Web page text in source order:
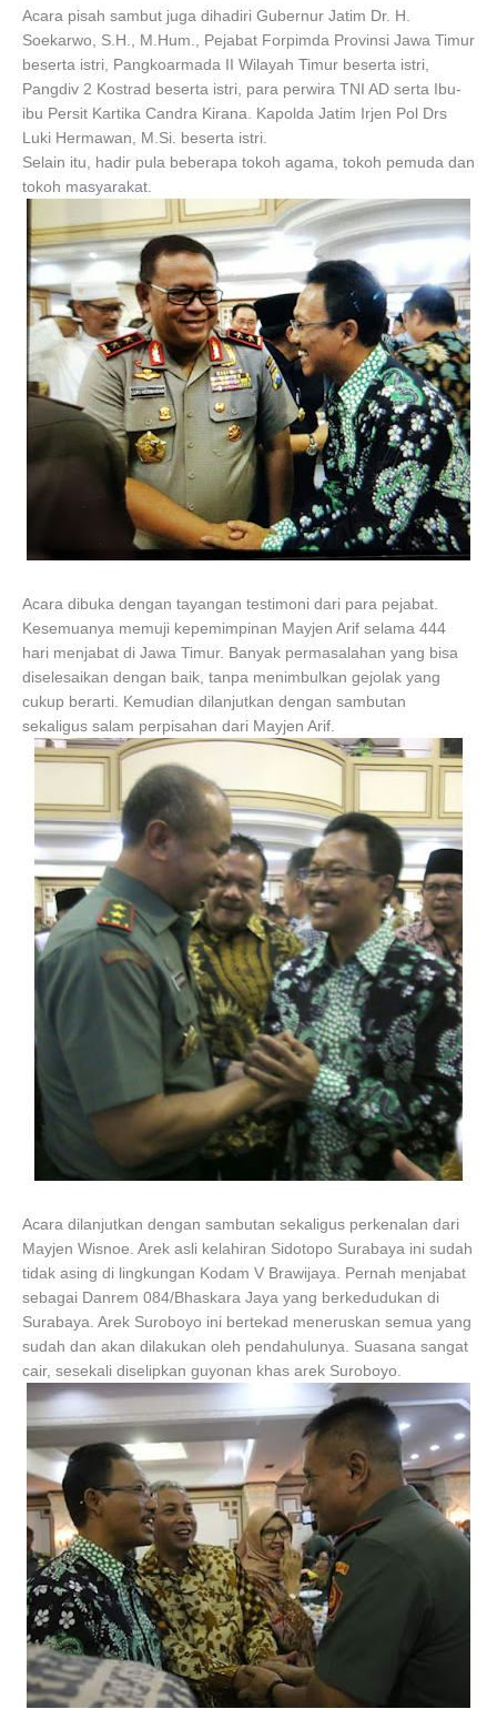
Acara pisah sambut juga dihadiri Gubernur Jatim Dr. H.
Soekarwo, S.H., M.Hum., Pejabat Forpimda Provinsi Jawa Timur
beserta istri, Pangkoarmada II Wilayah Timur beserta istri,
Pangdiv 2 Kostrad beserta istri, para perwira TNI AD serta Ibu-
ibu Persit Kartika Candra Kirana. Kapolda Jatim Irjen Pol Drs
Luki Hermawan, M.Si. beserta istri.
Selain itu, hadir pula beberapa tokoh agama, tokoh pemuda dan
tokoh masyarakat.
Acara dibuka dengan tayangan testimoni dari para pejabat.
Kesemuanya memuji kepemimpinan Mayjen Arif selama 444
hari menjabat di Jawa Timur. Banyak permasalahan yang bisa
diselesaikan dengan baik, tanpa menimbulkan gejolak yang
cukup berarti. Kemudian dilanjutkan dengan sambutan
sekaligus salam perpisahan dari Mayjen Arif.
Acara dilanjutkan dengan sambutan sekaligus perkenalan dari
Mayjen Wisnoe. Arek asli kelahiran Sidotopo Surabaya ini sudah
tidak asing di lingkungan Kodam V Brawijaya. Pernah menjabat
sebagai Danrem 084/Bhaskara Jaya yang berkedudukan di
Surabaya. Arek Suroboyo ini bertekad meneruskan semua yang
sudah dan akan dilakukan oleh pendahulunya. Suasana sangat
cair, sesekali diselipkan guyonan khas arek Suroboyo.